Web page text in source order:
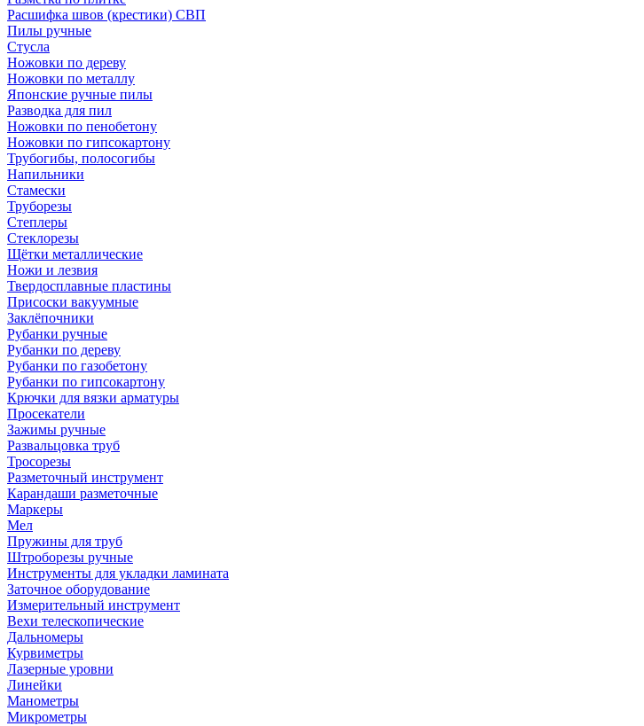
Расшифка швов (крестики) СВП
Пилы ручные
Стусла
Ножовки по дереву
Ножовки по металлу
Японские ручные пилы
Разводка для пил
Ножовки по пенобетону
Ножовки по гипсокартону
Трубогибы, полосогибы
Напильники
Стамески
Труборезы
Степлеры
Стеклорезы
Щётки металлические
Ножи и лезвия
Твердосплавные пластины
Присоски вакуумные
Заклёпочники
Рубанки ручные
Рубанки по дереву
Рубанки по газобетону
Рубанки по гипсокартону
Крючки для вязки арматуры
Просекатели
Зажимы ручные
Развальцовка труб
Тросорезы
Разметочный инструмент
Карандаши разметочные
Маркеры
Мел
Пружины для труб
Штроборезы ручные
Инструменты для укладки ламината
Заточное оборудование
Измерительный инструмент
Вехи телескопические
Дальномеры
Курвиметры
Лазерные уровни
Линейки
Манометры
Микрометры